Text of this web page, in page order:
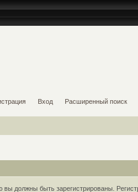
Вход Расширенный поиск
вы должны быть зарегистрированы.